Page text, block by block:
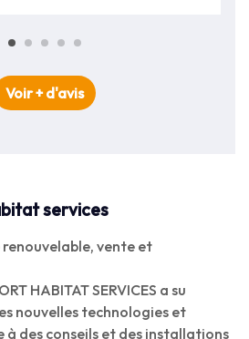
services
vente et
HABITAT SERVICES a su
nouvelles technologies et
à des conseils et des installations
Voir + d'avis